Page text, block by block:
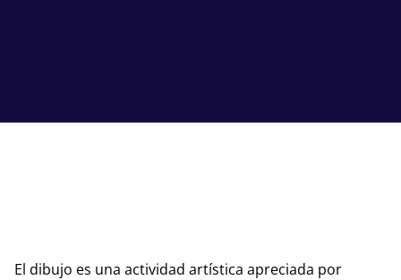
El dibujo es una actividad artística apreciada por